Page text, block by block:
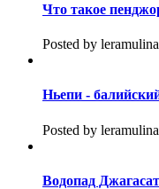
Что такое
Posted by
Ньепи -
Posted by
Водопад